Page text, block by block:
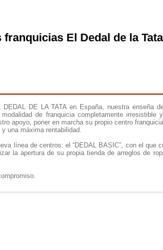
El Dedal de la Tata
DE LA TATA en España, nuestra enseña
de franquicia completamente irresistible
apoyo, poner en marcha su propio centro
una máxima rentabilidad.
línea de centros: el “DEDAL BASIC”, con el que
la apertura de su propia tienda de arreglos de